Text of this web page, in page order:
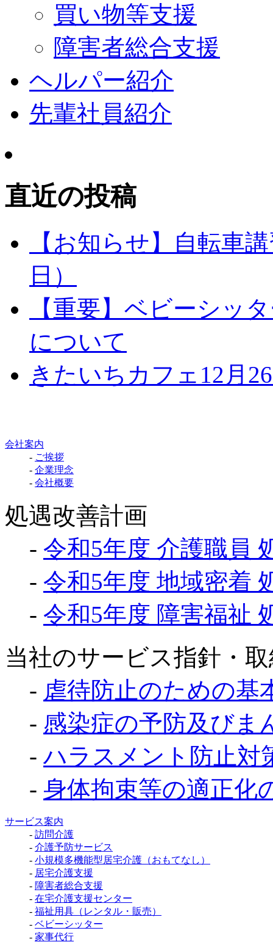
買い物等支援
障害者総合支援
ヘルパー紹介
先輩社員紹介
直近の投稿
【お知らせ】自転車
日）
【重要】ベビーシッ
について
きたいちカフェ12月
会社案内
- ご挨拶
- 企業理念
- 会社概要
処遇改善計画
- 令和5年度 介護職員
- 令和5年度 地域密着
- 令和5年度 障害福祉
当社のサービス指針・
- 虐待防止のための基
- 感染症の予防及びま
-ハラスメント防止対
- 身体拘束等の適正化
サービス案内
- 訪問介護
- 介護予防サービス
- 小規模多機能型居宅介護（おもてなし）
- 居宅介護支援
- 障害者総合支援
- 在宅介護支援センター
- 福祉用具（レンタル・販売）
- ベビーシッター
- 家事代行